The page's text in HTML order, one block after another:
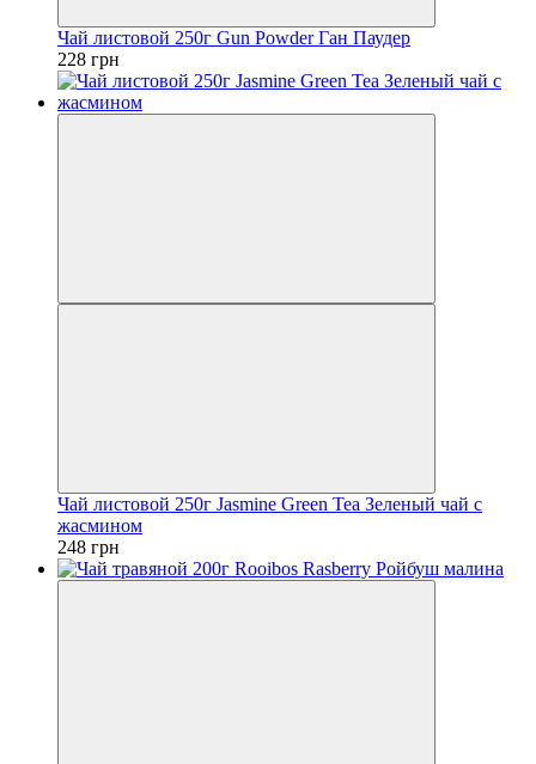
Чай листовой 250г Gun Powder Ган Паудер
228 грн
Чай листовой 250г Jasmine Green Tea Зеленый чай с
жасмином
248 грн